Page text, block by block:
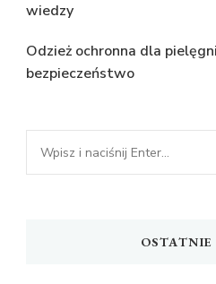
wiedzy
Odzież ochronna dla
bezpieczeństwo
Szukasz
czegoś?
OSTATNIE